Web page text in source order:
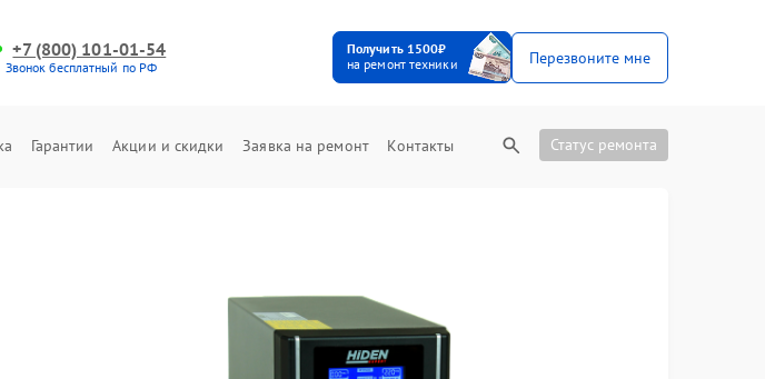
+7 (800) 101-01-54
Звонок бесплатный по РФ
Получить 1500₽
на ремонт техники
Перезвоните мне
Гарантии Акции и скидки Заявка на ремонт Контакты Статус ремонта